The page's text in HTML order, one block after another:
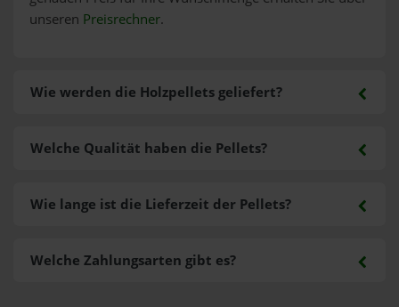
unseren Preisrechner.
Wie werden die Holzpellets geliefert?
Welche Zahlungsarten gibt es?
Welche Qualität haben die Pellets?
Wie lange ist die Lieferzeit der Pellets?